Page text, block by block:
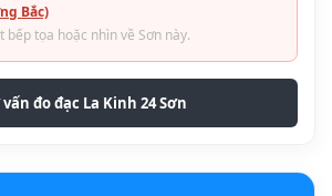
Bắc)
bếp tọa hoặc nhìn về Sơn này.
đo đạc La Kinh 24 Sơn